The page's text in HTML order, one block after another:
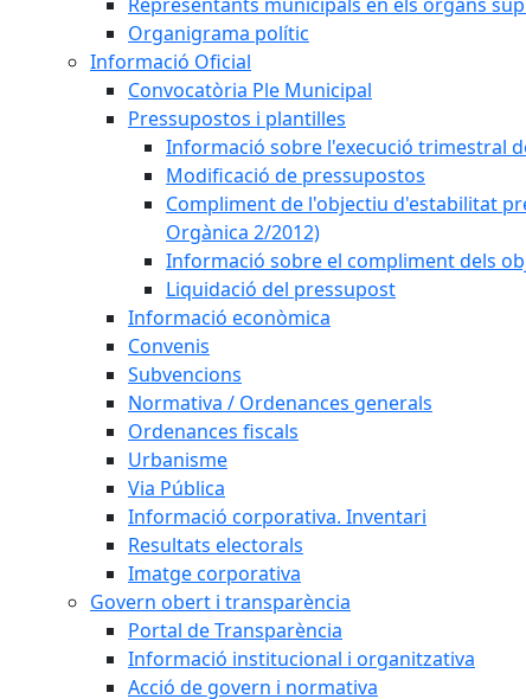
Organigrama polític
Informació Oficial
Convocatòria Ple Municipal
Pressupostos i plantilles
Informació sobre l'execució trimestral
Modificació de pressupostos
Compliment de l'objectiu d'estabilitat
Orgànica 2/2012)
Informació sobre el compliment dels
Liquidació del pressupost
Informació econòmica
Convenis
Subvencions
Normativa / Ordenances generals
Ordenances fiscals
Urbanisme
Via Pública
Informació corporativa. Inventari
Resultats electorals
Imatge corporativa
Govern obert i transparència
Portal de Transparència
Informació institucional i organitzativa
Acció de govern i normativa